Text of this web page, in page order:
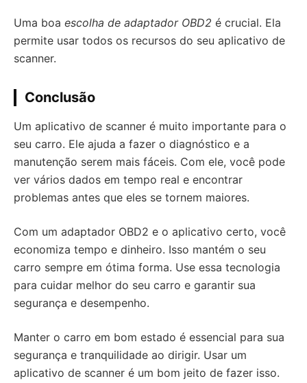
Uma boa escolha de adaptador OBD2 é crucial. Ela
permite usar todos os recursos do seu aplicativo de
scanner.
Conclusão
Um aplicativo de scanner é muito importante para o
seu carro. Ele ajuda a fazer o diagnóstico e a
manutenção serem mais fáceis. Com ele, você pode
ver vários dados em tempo real e encontrar
problemas antes que eles se tornem maiores.
Com um adaptador OBD2 e o aplicativo certo, você
economiza tempo e dinheiro. Isso mantém o seu
carro sempre em ótima forma. Use essa tecnologia
para cuidar melhor do seu carro e garantir sua
segurança e desempenho.
Manter o carro em bom estado é essencial para sua
segurança e tranquilidade ao dirigir. Usar um
aplicativo de scanner é um bom jeito de fazer isso.